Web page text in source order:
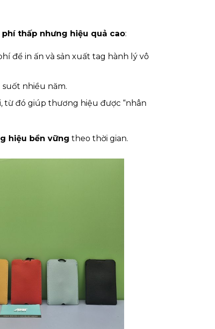
phí thấp nhưng hiệu quả cao:
để in ấn và sản xuất tag hành lý vô
nhiều năm.
từ đó giúp thương hiệu được “nhân
hiệu bền vững theo thời gian.